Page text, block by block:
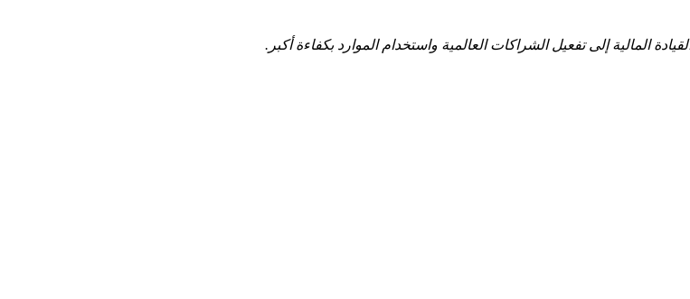
المالية إلى تفعيل الشراكات العالمية واستخدام الموارد بكفاءة أكبر.